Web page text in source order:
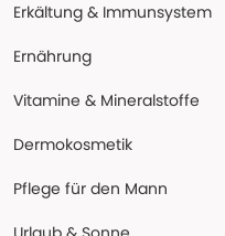
Erkältung & Immunsystem
Ernährung
Vitamine & Mineralstoffe
Dermokosmetik
Pflege für den Mann